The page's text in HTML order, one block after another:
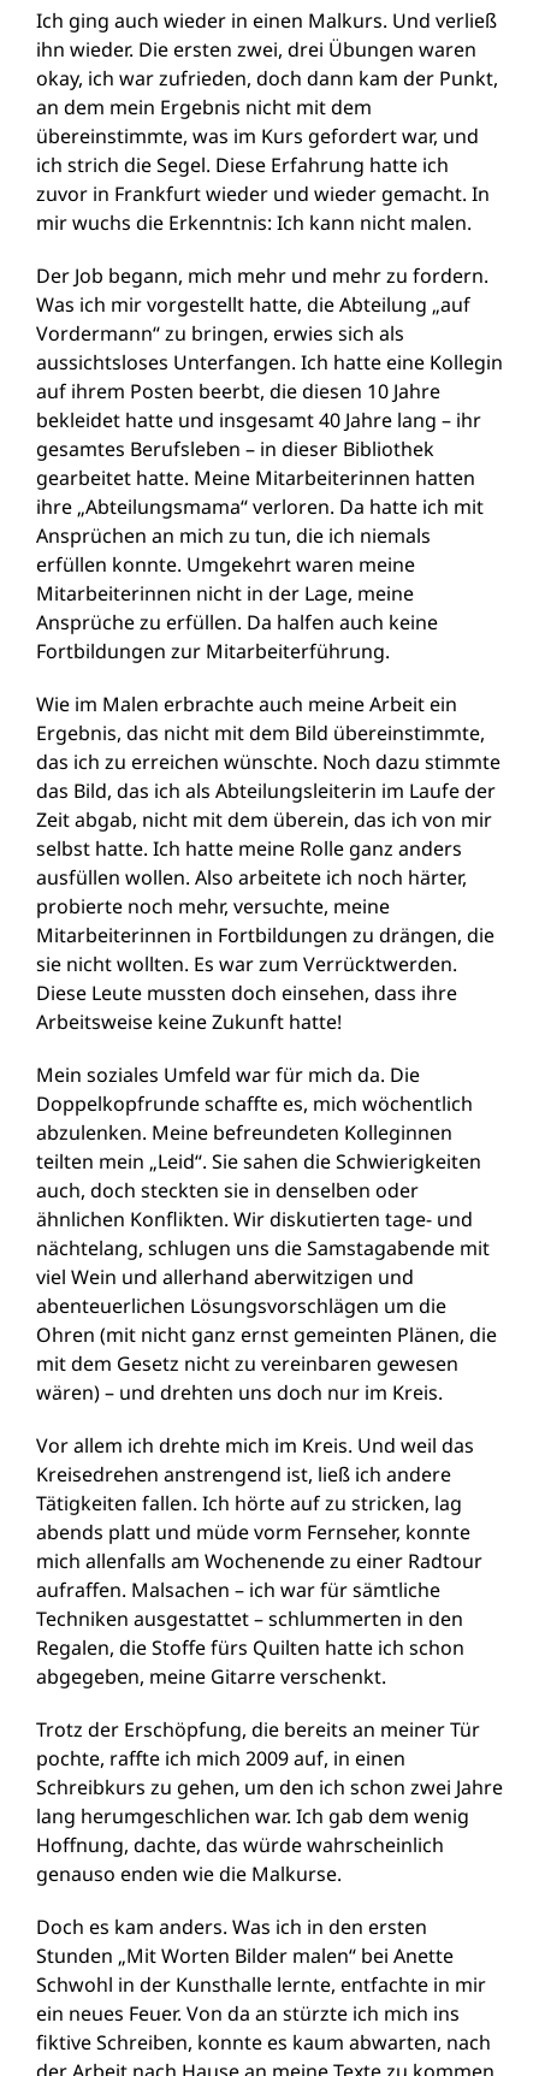
Ich ging auch wieder in einen Malkurs. Und verließ
ihn wieder. Die ersten zwei, drei Übungen waren
okay, ich war zufrieden, doch dann kam der Punkt,
an dem mein Ergebnis nicht mit dem
übereinstimmte, was im Kurs gefordert war, und
ich strich die Segel. Diese Erfahrung hatte ich
zuvor in Frankfurt wieder und wieder gemacht. In
mir wuchs die Erkenntnis: Ich kann nicht malen.
Der Job begann, mich mehr und mehr zu fordern.
Was ich mir vorgestellt hatte, die Abteilung „auf
Vordermann“ zu bringen, erwies sich als
aussichtsloses Unterfangen. Ich hatte eine Kollegin
auf ihrem Posten beerbt, die diesen 10 Jahre
bekleidet hatte und insgesamt 40 Jahre lang – ihr
gesamtes Berufsleben – in dieser Bibliothek
gearbeitet hatte. Meine Mitarbeiterinnen hatten
ihre „Abteilungsmama“ verloren. Da hatte ich mit
Ansprüchen an mich zu tun, die ich niemals
erfüllen konnte. Umgekehrt waren meine
Mitarbeiterinnen nicht in der Lage, meine
Ansprüche zu erfüllen. Da halfen auch keine
Fortbildungen zur Mitarbeiterführung.
Wie im Malen erbrachte auch meine Arbeit ein
Ergebnis, das nicht mit dem Bild übereinstimmte,
das ich zu erreichen wünschte. Noch dazu stimmte
das Bild, das ich als Abteilungsleiterin im Laufe der
Zeit abgab, nicht mit dem überein, das ich von mir
selbst hatte. Ich hatte meine Rolle ganz anders
ausfüllen wollen. Also arbeitete ich noch härter,
probierte noch mehr, versuchte, meine
Mitarbeiterinnen in Fortbildungen zu drängen, die
sie nicht wollten. Es war zum Verrücktwerden.
Diese Leute mussten doch einsehen, dass ihre
Arbeitsweise keine Zukunft hatte!
Mein soziales Umfeld war für mich da. Die
Doppelkopfrunde schaffte es, mich wöchentlich
abzulenken. Meine befreundeten Kolleginnen
teilten mein „Leid“. Sie sahen die Schwierigkeiten
auch, doch steckten sie in denselben oder
ähnlichen Konflikten. Wir diskutierten tage- und
nächtelang, schlugen uns die Samstagabende mit
viel Wein und allerhand aberwitzigen und
abenteuerlichen Lösungsvorschlägen um die
Ohren (mit nicht ganz ernst gemeinten Plänen, die
mit dem Gesetz nicht zu vereinbaren gewesen
wären) – und drehten uns doch nur im Kreis.
Vor allem ich drehte mich im Kreis. Und weil das
Kreisedrehen anstrengend ist, ließ ich andere
Tätigkeiten fallen. Ich hörte auf zu stricken, lag
abends platt und müde vorm Fernseher, konnte
mich allenfalls am Wochenende zu einer Radtour
aufraffen. Malsachen – ich war für sämtliche
Techniken ausgestattet – schlummerten in den
Regalen, die Stoffe fürs Quilten hatte ich schon
abgegeben, meine Gitarre verschenkt.
Trotz der Erschöpfung, die bereits an meiner Tür
pochte, raffte ich mich 2009 auf, in einen
Schreibkurs zu gehen, um den ich schon zwei Jahre
lang herumgeschlichen war. Ich gab dem wenig
Hoffnung, dachte, das würde wahrscheinlich
genauso enden wie die Malkurse.
Doch es kam anders. Was ich in den ersten
Stunden „Mit Worten Bilder malen“ bei Anette
Schwohl in der Kunsthalle lernte, entfachte in mir
ein neues Feuer. Von da an stürzte ich mich ins
fiktive Schreiben, konnte es kaum abwarten, nach